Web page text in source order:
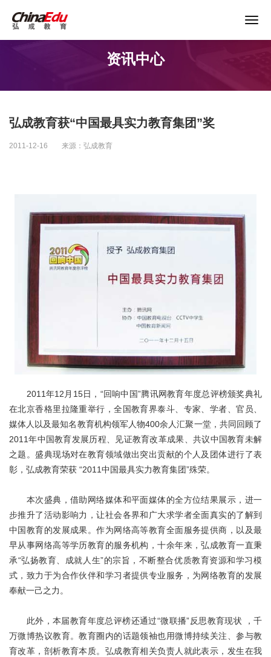
企业培训
课程资源
资讯中心
弘成教育获“中国最具实力教育集团”奖
2011-12-16 来源：弘成教育
2011年12月15日，“回响中国”腾讯网教育年度总评榜颁奖典礼
在北京香格里拉隆重举行，全国教育界泰斗、专家、学者、官员、
媒体人以及最知名教育机构领军人物400余人汇聚一堂，共同回顾了
2011年中国教育发展历程、见证教育改革成果、共议中国教育未解
之题。盛典现场对在教育领域做出突出贡献的个人及团体进行了表
彰，弘成教育荣获 “2011中国最具实力教育集团”殊荣。
本次盛典，借助网络媒体和平面媒体的全方位结果展示，进一
步推升了活动影响力，让社会各界和广大求学者全面真实的了解到
中国教育的发展成果。作为网络高等教育全面服务提供商，以及最
早从事网络高等学历教育的服务机构，十余年来，弘成教育一直秉
承“弘扬教育、成就人生”的宗旨，不断整合优质教育资源和学习模
式，致力于为合作伙伴和学习者提供专业服务，为网络教育的发展
奉献一己之力。
此外，本届教育年度总评榜还通过“微联播”反思教育现状 ，千
万微博热议教育。教育圈内的话题领袖也用微博持续关注、参与教
育改革，剖析教育本质。弘成教育相关负责人就此表示，发生在我